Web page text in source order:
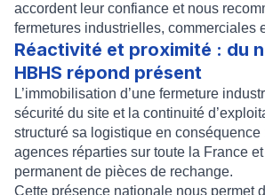
accordent leur confiance et nous
fermetures industrielles, commerciales
Réactivité et proximité : du
HBHS répond présent
L’immobilisation d’une fermeture
sécurité du site et la continuité
structuré sa logistique en conséquence
agences réparties sur toute la France
permanent de pièces de rechange.
Cette présence nationale nous permet